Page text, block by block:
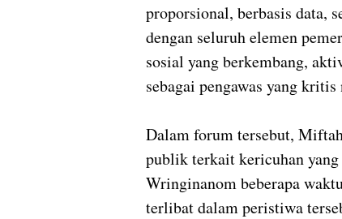
proporsional, berbasis data,
dengan seluruh elemen
sosial yang berkembang,
sebagai pengawas yang
Dalam forum tersebut,
publik terkait kericuhan
Wringinanom beberapa
terlibat dalam peristiwa